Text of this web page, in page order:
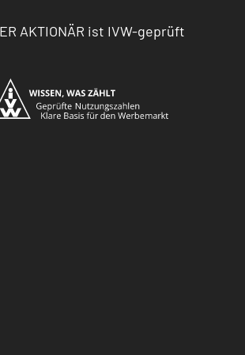
AKTIONÄR ist IVW-geprüft